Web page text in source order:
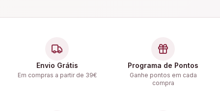
Envio Grátis
Em compras a partir de 39€
Programa de Pontos
Ganhe pontos em cada
compra